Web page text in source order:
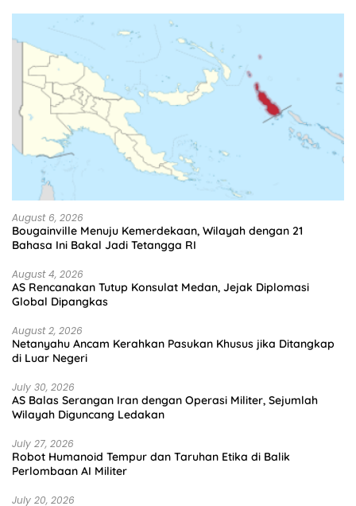
August 6, 2026
Bougainville Menuju Kemerdekaan, Wilayah dengan 21
Bahasa Ini Bakal Jadi Tetangga RI
August 4, 2026
AS Rencanakan Tutup Konsulat Medan, Jejak Diplomasi
Global Dipangkas
August 2, 2026
Netanyahu Ancam Kerahkan Pasukan Khusus jika Ditangkap
di Luar Negeri
July 30, 2026
AS Balas Serangan Iran dengan Operasi Militer, Sejumlah
Wilayah Diguncang Ledakan
July 27, 2026
Robot Humanoid Tempur dan Taruhan Etika di Balik
Perlombaan AI Militer
July 20, 2026